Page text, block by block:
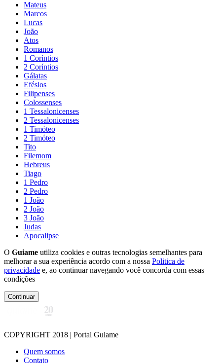
Mateus
Marcos
Lucas
João
Atos
Romanos
1 Coríntios
2 Coríntios
Gálatas
Efésios
Filipenses
Colossenses
1 Tessalonicenses
2 Tessalonicenses
1 Timóteo
2 Timóteo
Tito
Filemom
Hebreus
Tiago
1 Pedro
2 Pedro
1 João
2 João
3 João
Judas
Apocalipse
O Guiame utiliza cookies e outras tecnologias semelhantes para
melhorar a sua experiência acordo com a nossa Politica de
privacidade e, ao continuar navegando você concorda com essas
condições
Continuar
COPYRIGHT 2018 | Portal Guiame
Quem somos
Contato